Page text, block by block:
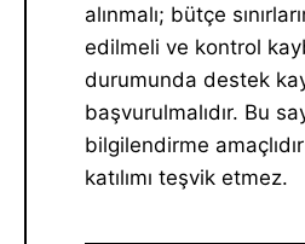
alınmalı; bütçe
edilmeli ve kontrol
durumunda destek
başvurulmalıdır. Bu
bilgilendirme
katılımı teşvik etmez.